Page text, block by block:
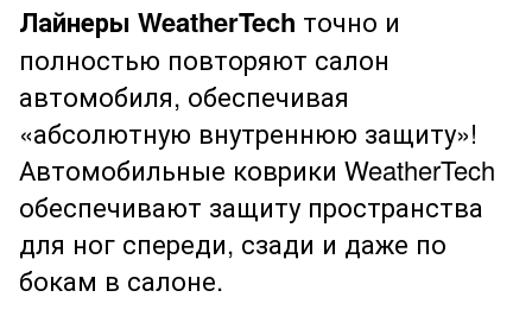
Лайнеры WeatherTech точно и
полностью повторяют салон
автомобиля, обеспечивая
«абсолютную внутреннюю защиту»!
Автомобильные коврики WeatherTech
обеспечивают защиту пространства
для ног спереди, сзади и даже по
бокам в салоне.